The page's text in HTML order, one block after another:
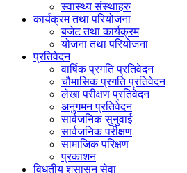
स्वास्थ्य संस्थाहरु
कार्यक्रम तथा परियोजना
बजेट तथा कार्यक्रम
योजना तथा परियोजना
प्रतिवेदन
वार्षिक प्रगति प्रतिवेदन
चौमासिक प्रगति प्रतिवेदन
लेखा परीक्षण प्रतिवेदन
अनुगमन प्रतिवेदन
सार्वजनिक सुनुवाई
सार्वजनिक परीक्षण
सामाजिक परिक्षण
प्रकाशन
विधुतीय शुसासन सेवा